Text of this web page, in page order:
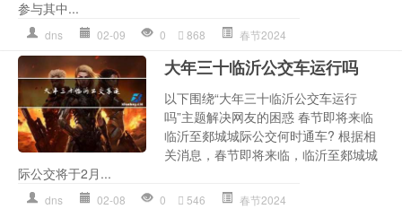
参与其中...
dns 02-09 0 868 春节2024
大年三十临沂公交车运行吗
以下围绕“大年三十临沂公交车运行
吗”主题解决网友的困惑 春节即将来临
临沂至郯城城际公交何时通车? 根据相
关消息，春节即将来临，临沂至郯城城
际公交将于2月...
dns 02-08 0 546 春节2024